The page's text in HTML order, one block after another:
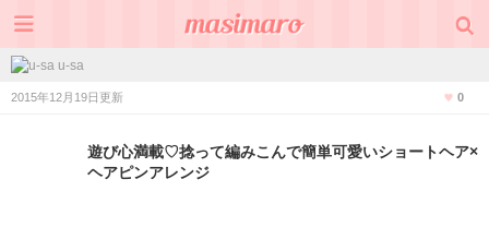
u-sa
2015年12月19日更新 0
遊び心満載♡捻って編みこんで簡単可愛いショートヘア×
ヘアピンアレンジ